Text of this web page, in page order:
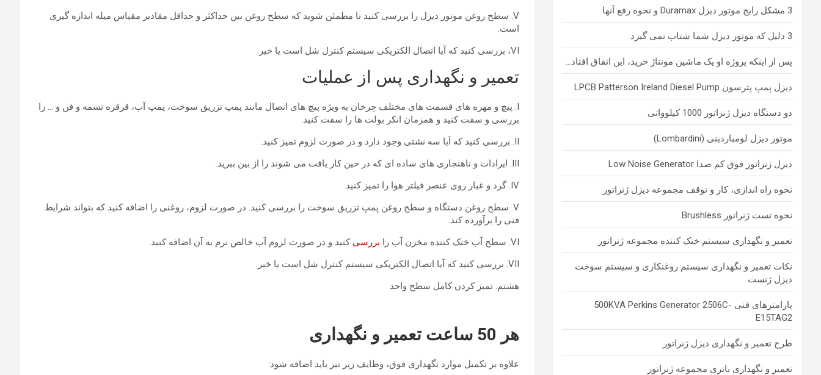
V. سطح روغن موتور دیزل را بررسی کنید تا مطمئن شوید که سطح روغن بین حداکثر و حداقل مقادیر مقیاس میله اندازه گیری
است.
VI، بررسی کنید که آیا اتصال الکتریکی سیستم کنترل شل است یا خیر.
تعمیر و نگهداری پس از عملیات
I. پیچ و مهره های قسمت های مختلف چرخان به ویژه پیچ های اتصال مانند پمپ تزریق سوخت، پمپ آب، قرقره تسمه و فن و … را
بررسی و سفت کنید و همزمان انکر بولت ها را سفت کنید.
II. بررسی کنید که آیا سه نشتی وجود دارد و در صورت لزوم تمیز کنید.
III. ایرادات و ناهنجاری های ساده ای که در حین کار یافت می شوند را از بین ببرید.
IV. گرد و غبار روی عنصر فیلتر هوا را تمیز کنید
V. سطح روغن دستگاه و سطح روغن پمپ تزریق سوخت را بررسی کنید. در صورت لزوم، روغنی را اضافه کنید که بتواند شرایط
فنی را برآورده کند.
VI. سطح آب خنک کننده مخزن آب را
بررسی کنید و در صورت لزوم آب خالص نرم به آن اضافه کنید.
VII. بررسی کنید که آیا اتصال الکتریکی سیستم کنترل شل است یا خیر.
هشتم. تمیز کردن کامل سطح واحد
هر 50 ساعت تعمیر و نگهداری
علاوه بر تکمیل موارد نگهداری فوق، وظایف زیر نیز باید اضافه شود:
3 مشکل رایج موتور دیزل Duramax و نحوه رفع آنها
3 دلیل که موتور دیزل شما شتاب نمی گیرد
پس از اینکه پروژه او یک ماشین مونتاژ خرید، این اتفاق افتاد…
دیزل پمپ پترسون LPCB Patterson Ireland Diesel Pump
دو دستگاه دیزل ژنراتور 1000 کیلوواتی
موتور دیزل لومباردینی (Lombardini)
دیزل ژنراتور فوق کم صدا Low Noise Generator
نحوه راه اندازی، کار و توقف مجموعه دیزل ژنراتور
نحوه تست ژنراتور Brushless
تعمیر و نگهداری سیستم خنک کننده مجموعه ژنراتور
نکات تعمیر و نگهداری سیستم روغنکاری و سیستم سوخت
دیزل ژنست
پارامترهای فنی 500KVA Perkins Generator 2506C-
E15TAG2
طرح تعمیر و نگهداری دیزل ژنراتور
تعمیر و نگهداری باتری مجموعه ژنراتور